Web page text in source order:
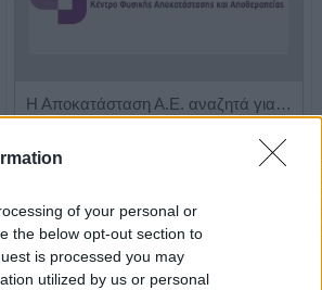
of your personal or
the below opt-out section to
is processed you may
utilized by us or personal
Η Αποκατάσταση Α.Ε. αναζητά για εργασία Νοσηλευτές και Βοηθούς Νοσηλευτές